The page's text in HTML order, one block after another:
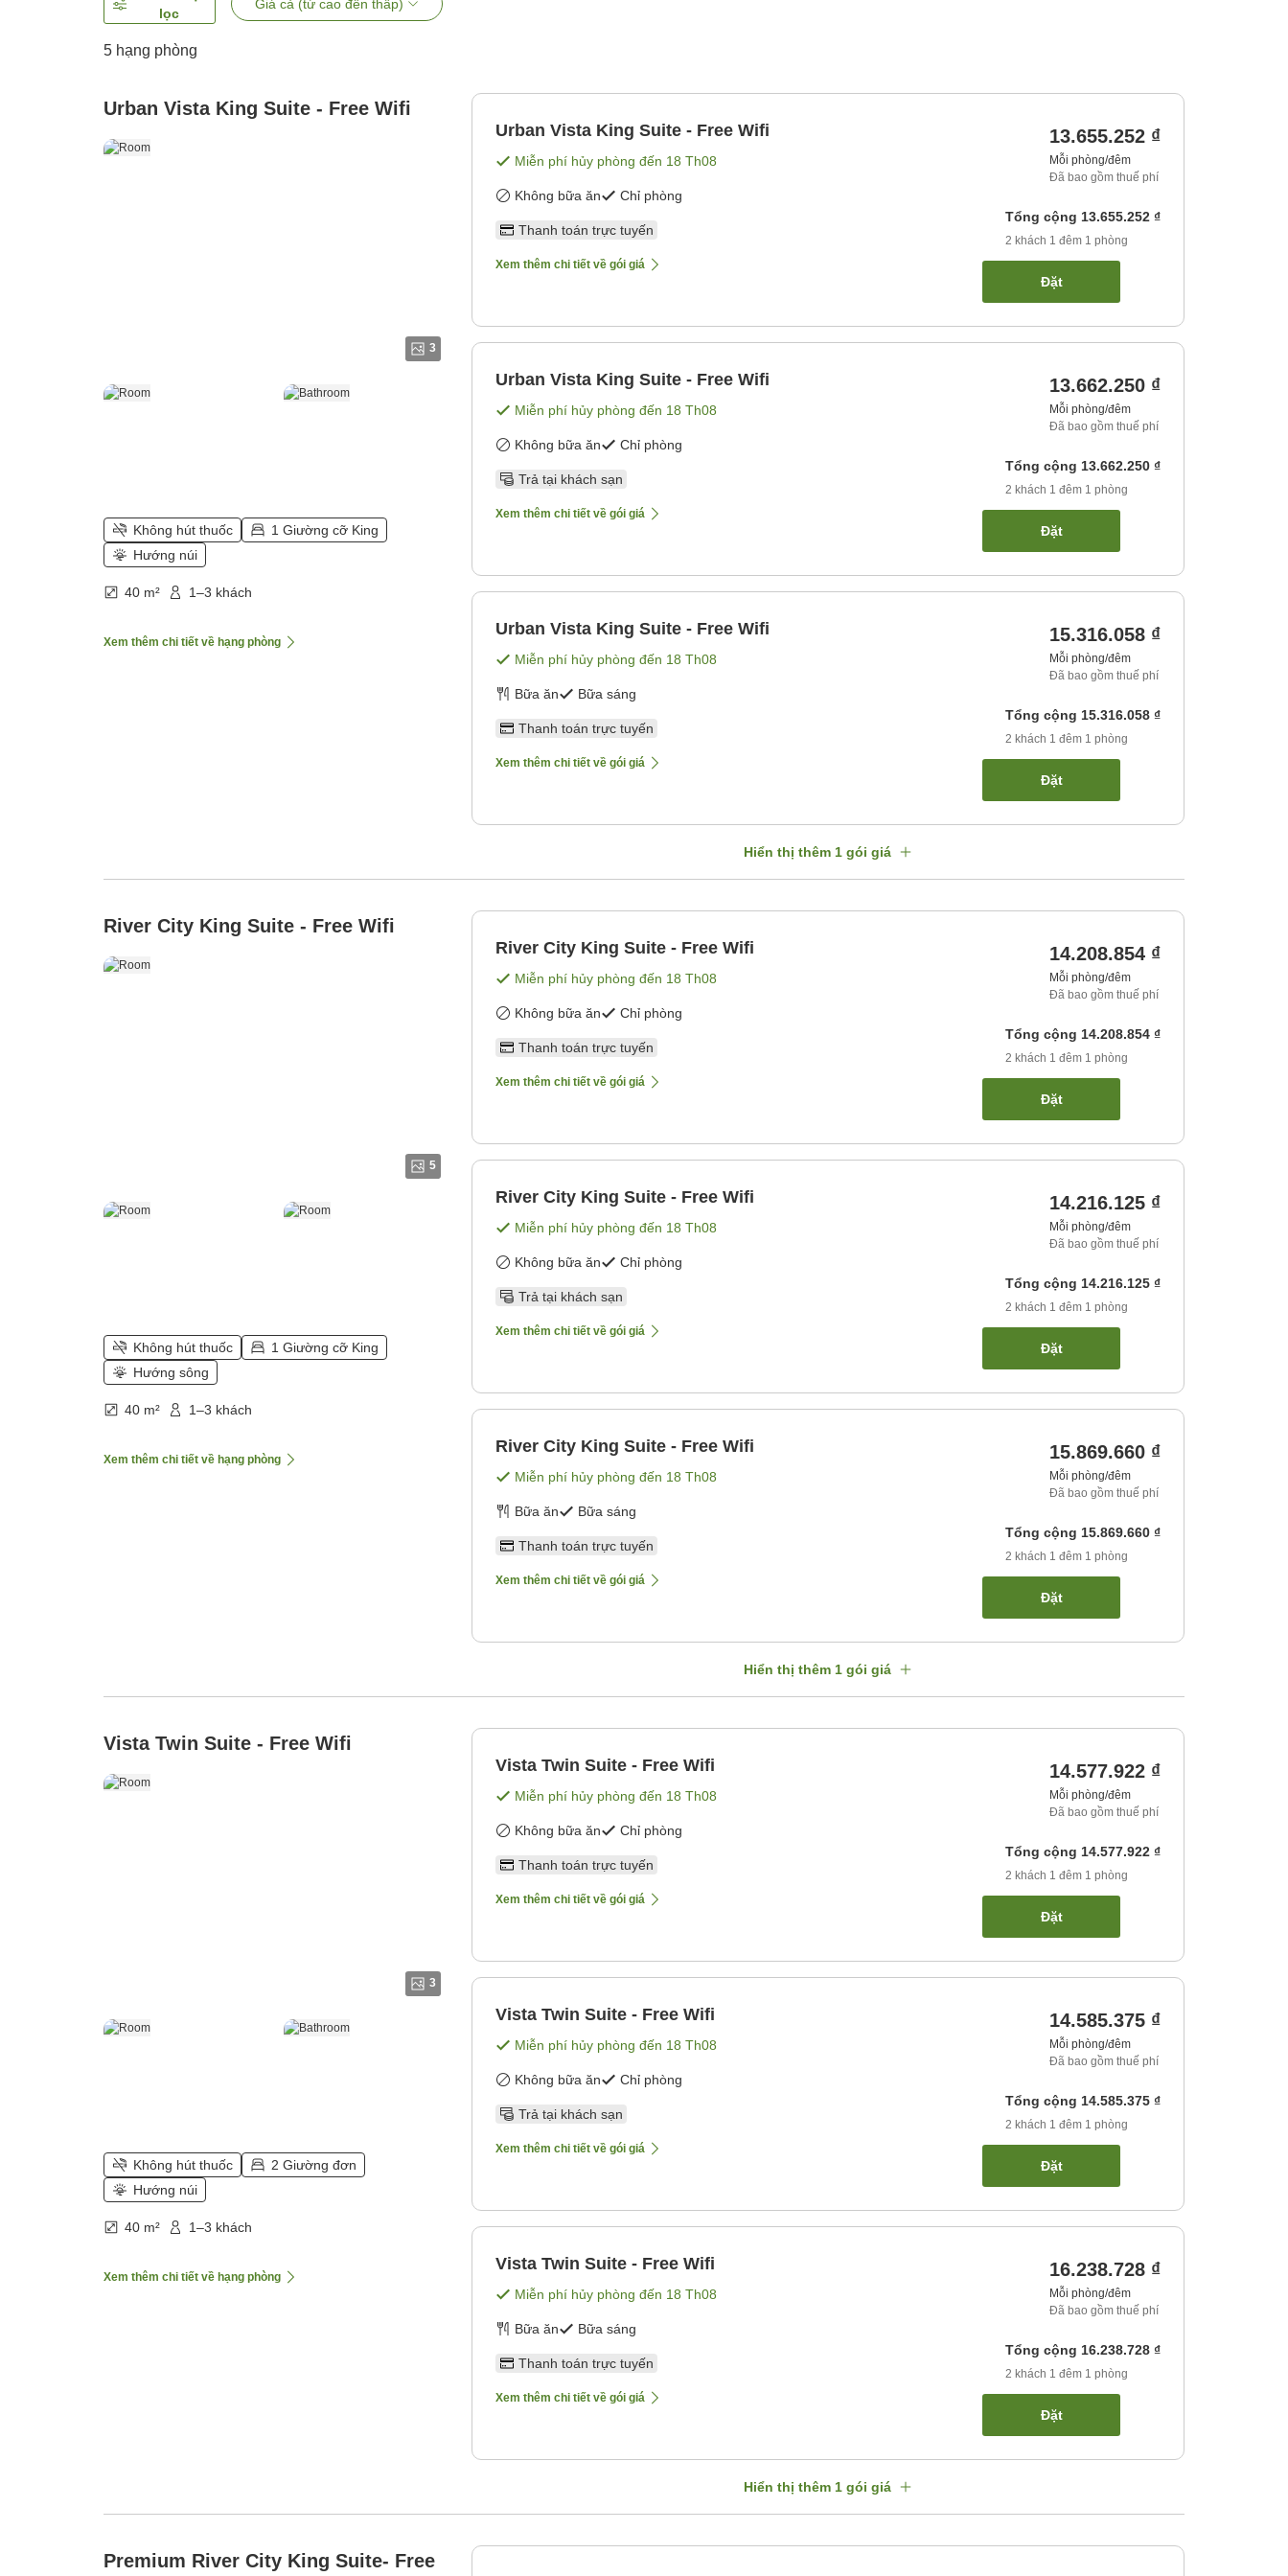
lọc
Giá cả (từ cao đến thấp)
5 hạng phòng
Urban Vista King Suite - Free Wifi
3
Không hút thuốc
1 Giường cỡ King
Hướng núi
40 m² 1–3 khách
Xem thêm chi tiết về hạng phòng
Urban Vista King Suite - Free Wifi
Miễn phí hủy phòng đến 18 Th08
Không bữa ăn Chỉ phòng
Thanh toán trực tuyến
Xem thêm chi tiết về gói giá
13.655.252 ₫
Mỗi phòng/đêm
Đã bao gồm thuế phí
Tổng cộng 13.655.252 ₫
2 khách 1 đêm 1 phòng
Đặt
Urban Vista King Suite - Free Wifi
Miễn phí hủy phòng đến 18 Th08
Không bữa ăn Chỉ phòng
Trả tại khách sạn
Xem thêm chi tiết về gói giá
13.662.250 ₫
Mỗi phòng/đêm
Đã bao gồm thuế phí
Tổng cộng 13.662.250 ₫
2 khách 1 đêm 1 phòng
Đặt
Urban Vista King Suite - Free Wifi
Miễn phí hủy phòng đến 18 Th08
Bữa ăn Bữa sáng
Thanh toán trực tuyến
Xem thêm chi tiết về gói giá
15.316.058 ₫
Mỗi phòng/đêm
Đã bao gồm thuế phí
Tổng cộng 15.316.058 ₫
2 khách 1 đêm 1 phòng
Đặt
Hiển thị thêm 1 gói giá
River City King Suite - Free Wifi
5
Không hút thuốc
1 Giường cỡ King
Hướng sông
40 m² 1–3 khách
Xem thêm chi tiết về hạng phòng
River City King Suite - Free Wifi
Miễn phí hủy phòng đến 18 Th08
Không bữa ăn Chỉ phòng
Thanh toán trực tuyến
Xem thêm chi tiết về gói giá
14.208.854 ₫
Mỗi phòng/đêm
Đã bao gồm thuế phí
Tổng cộng 14.208.854 ₫
2 khách 1 đêm 1 phòng
Đặt
River City King Suite - Free Wifi
Miễn phí hủy phòng đến 18 Th08
Không bữa ăn Chỉ phòng
Trả tại khách sạn
Xem thêm chi tiết về gói giá
14.216.125 ₫
Mỗi phòng/đêm
Đã bao gồm thuế phí
Tổng cộng 14.216.125 ₫
2 khách 1 đêm 1 phòng
Đặt
River City King Suite - Free Wifi
Miễn phí hủy phòng đến 18 Th08
Bữa ăn Bữa sáng
Thanh toán trực tuyến
Xem thêm chi tiết về gói giá
15.869.660 ₫
Mỗi phòng/đêm
Đã bao gồm thuế phí
Tổng cộng 15.869.660 ₫
2 khách 1 đêm 1 phòng
Đặt
Hiển thị thêm 1 gói giá
Vista Twin Suite - Free Wifi
3
Không hút thuốc
2 Giường đơn
Hướng núi
40 m² 1–3 khách
Xem thêm chi tiết về hạng phòng
Vista Twin Suite - Free Wifi
Miễn phí hủy phòng đến 18 Th08
Không bữa ăn Chỉ phòng
Thanh toán trực tuyến
Xem thêm chi tiết về gói giá
14.577.922 ₫
Mỗi phòng/đêm
Đã bao gồm thuế phí
Tổng cộng 14.577.922 ₫
2 khách 1 đêm 1 phòng
Đặt
Vista Twin Suite - Free Wifi
Miễn phí hủy phòng đến 18 Th08
Không bữa ăn Chỉ phòng
Trả tại khách sạn
Xem thêm chi tiết về gói giá
14.585.375 ₫
Mỗi phòng/đêm
Đã bao gồm thuế phí
Tổng cộng 14.585.375 ₫
2 khách 1 đêm 1 phòng
Đặt
Vista Twin Suite - Free Wifi
Miễn phí hủy phòng đến 18 Th08
Bữa ăn Bữa sáng
Thanh toán trực tuyến
Xem thêm chi tiết về gói giá
16.238.728 ₫
Mỗi phòng/đêm
Đã bao gồm thuế phí
Tổng cộng 16.238.728 ₫
2 khách 1 đêm 1 phòng
Đặt
Hiển thị thêm 1 gói giá
Premium River City King Suite- Free